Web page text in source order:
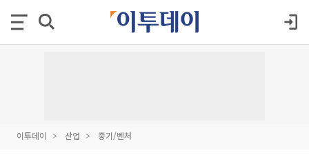
이투데이 산업 중기/벤처